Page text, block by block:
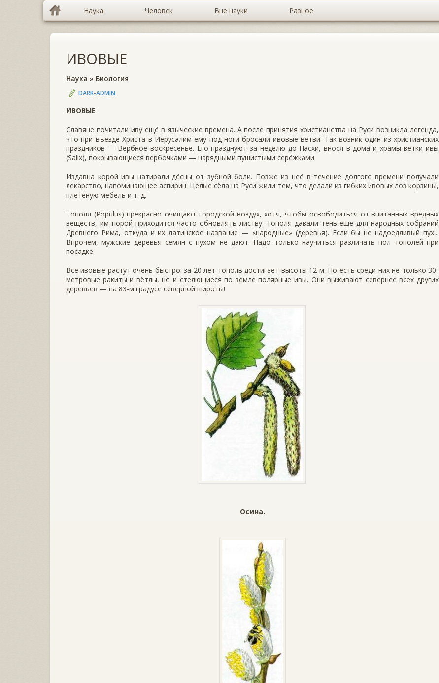
Наука Человек Вне науки Разное
ИВОВЫЕ
Наука » Биология
DARK-ADMIN
ИВОВЫЕ
Славяне почитали иву ещё в языческие времена. А после принятия христианства на Руси возникла легенда,
что при въезде Христа в Иерусалим ему под ноги бросали ивовые ветви. Так возник один из христианских
праздников — Вербное вос­кресенье. Его празднуют за неделю до Пасхи, внося в дома и храмы ветки ивы
(Salix), покрывающиеся вербочками — наряд­ными пушистыми серёжками.
Издавна корой ивы натирали дёсны от зубной боли. Позже из неё в течение долгого времени получали
лекарство, на­поминающее аспирин. Целые сёла на Руси жили тем, что делали из гибких ивовых лоз корзины,
плетёную мебель и т. д.
Тополя (Populus) прекрасно очи­щают городской воздух, хотя, чтобы освободиться от впитанных вредных
веществ, им порой приходится часто обновлять листву. Тополя давали тень ещё для народных собраний
Древнего Рима, откуда и их латин­ское название — «народные» (дере­вья). Если бы не надоедливый пух...
Впрочем, мужские деревья семян с пухом не дают. Надо только нау­читься различать пол тополей при
посадке.
Все ивовые растут очень быстро: за 20 лет тополь достигает высоты 12 м. Но есть среди них не только 30-
мет­ровые ракиты и вётлы, но и сте­лющиеся по земле полярные ивы. Они выживают севернее всех других
деревьев — на 83-м градусе северной широты!
Осина.